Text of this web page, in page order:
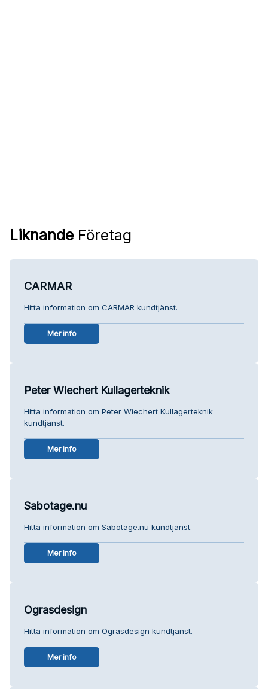
Liknande Företag
CARMAR
Hitta information om CARMAR kundtjänst.
Mer info
Peter Wiechert Kullagerteknik
Hitta information om Peter Wiechert Kullagerteknik
kundtjänst.
Mer info
Sabotage.nu
Hitta information om Sabotage.nu kundtjänst.
Mer info
Ograsdesign
Hitta information om Ograsdesign kundtjänst.
Mer info